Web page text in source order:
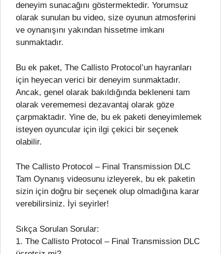
deneyim sunacağını göstermektedir. Yorumsuz
olarak sunulan bu video, size oyunun atmosferini
ve oynanışını yakından hissetme imkanı
sunmaktadır.
Bu ek paket, The Callisto Protocol’un hayranları
için heyecan verici bir deneyim sunmaktadır.
Ancak, genel olarak bakıldığında bekleneni tam
olarak verememesi dezavantaj olarak göze
çarpmaktadır. Yine de, bu ek paketi deneyimlemek
isteyen oyuncular için ilgi çekici bir seçenek
olabilir.
The Callisto Protocol – Final Transmission DLC
Tam Oynanış videosunu izleyerek, bu ek paketin
sizin için doğru bir seçenek olup olmadığına karar
verebilirsiniz. İyi seyirler!
Sıkça Sorulan Sorular:
1. The Callisto Protocol – Final Transmission DLC